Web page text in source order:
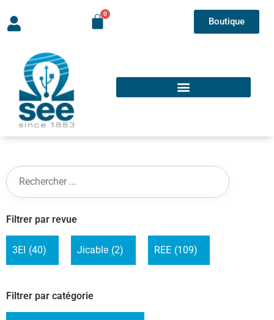
Boutique
Filtrer par revue
3EI (40) Jicable (2) REE (109)
Filtrer par catégorie